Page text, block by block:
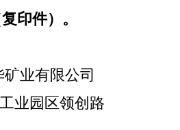
印件）。
业有限公司
业园区领创路